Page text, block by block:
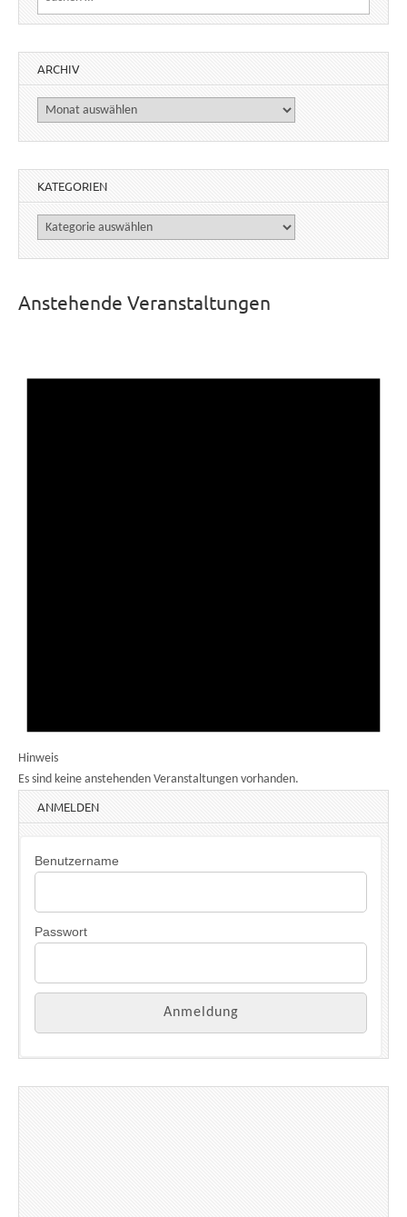
ARCHIV
Archiv
KATEGORIEN
Kategorien
Anstehende Veranstaltungen
Hinweis
Es sind keine anstehenden Veranstaltungen vorhanden.
ANMELDEN
Benutzername
Passwort